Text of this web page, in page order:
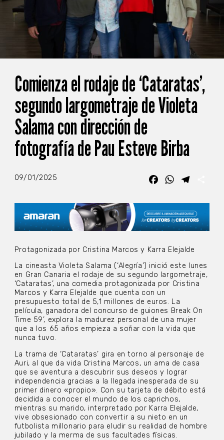
Comienza el rodaje de ‘Cataratas’,
segundo largometraje de Violeta
Salama con dirección de
fotografía de Pau Esteve Birba
09/01/2025 FacebookWhatsApp
Protagonizada por Cristina Marcos y Karra Elejalde
La cineasta Violeta Salama (‘Alegría’) inició este lunes
en Gran Canaria el rodaje de su segundo largometraje,
‘Cataratas’, una comedia protagonizada por Cristina
Marcos y Karra Elejalde que cuenta con un
presupuesto total de 5,1 millones de euros. La
película, ganadora del concurso de guiones Break On
Time 59’, explora la madurez personal de una mujer
que a los 65 años empieza a soñar con la vida que
nunca tuvo.
La trama de ‘Cataratas’ gira en torno al personaje de
Auri, al que da vida Cristina Marcos, un ama de casa
que se aventura a descubrir sus deseos y lograr
independencia gracias a la llegada inesperada de su
primer dinero «propio». Con su tarjeta de débito está
decidida a conocer el mundo de los caprichos,
mientras su marido, interpretado por Karra Elejalde,
vive obsesionado con convertir a su nieto en un
futbolista millonario para eludir su realidad de hombre
jubilado y la merma de sus facultades físicas.